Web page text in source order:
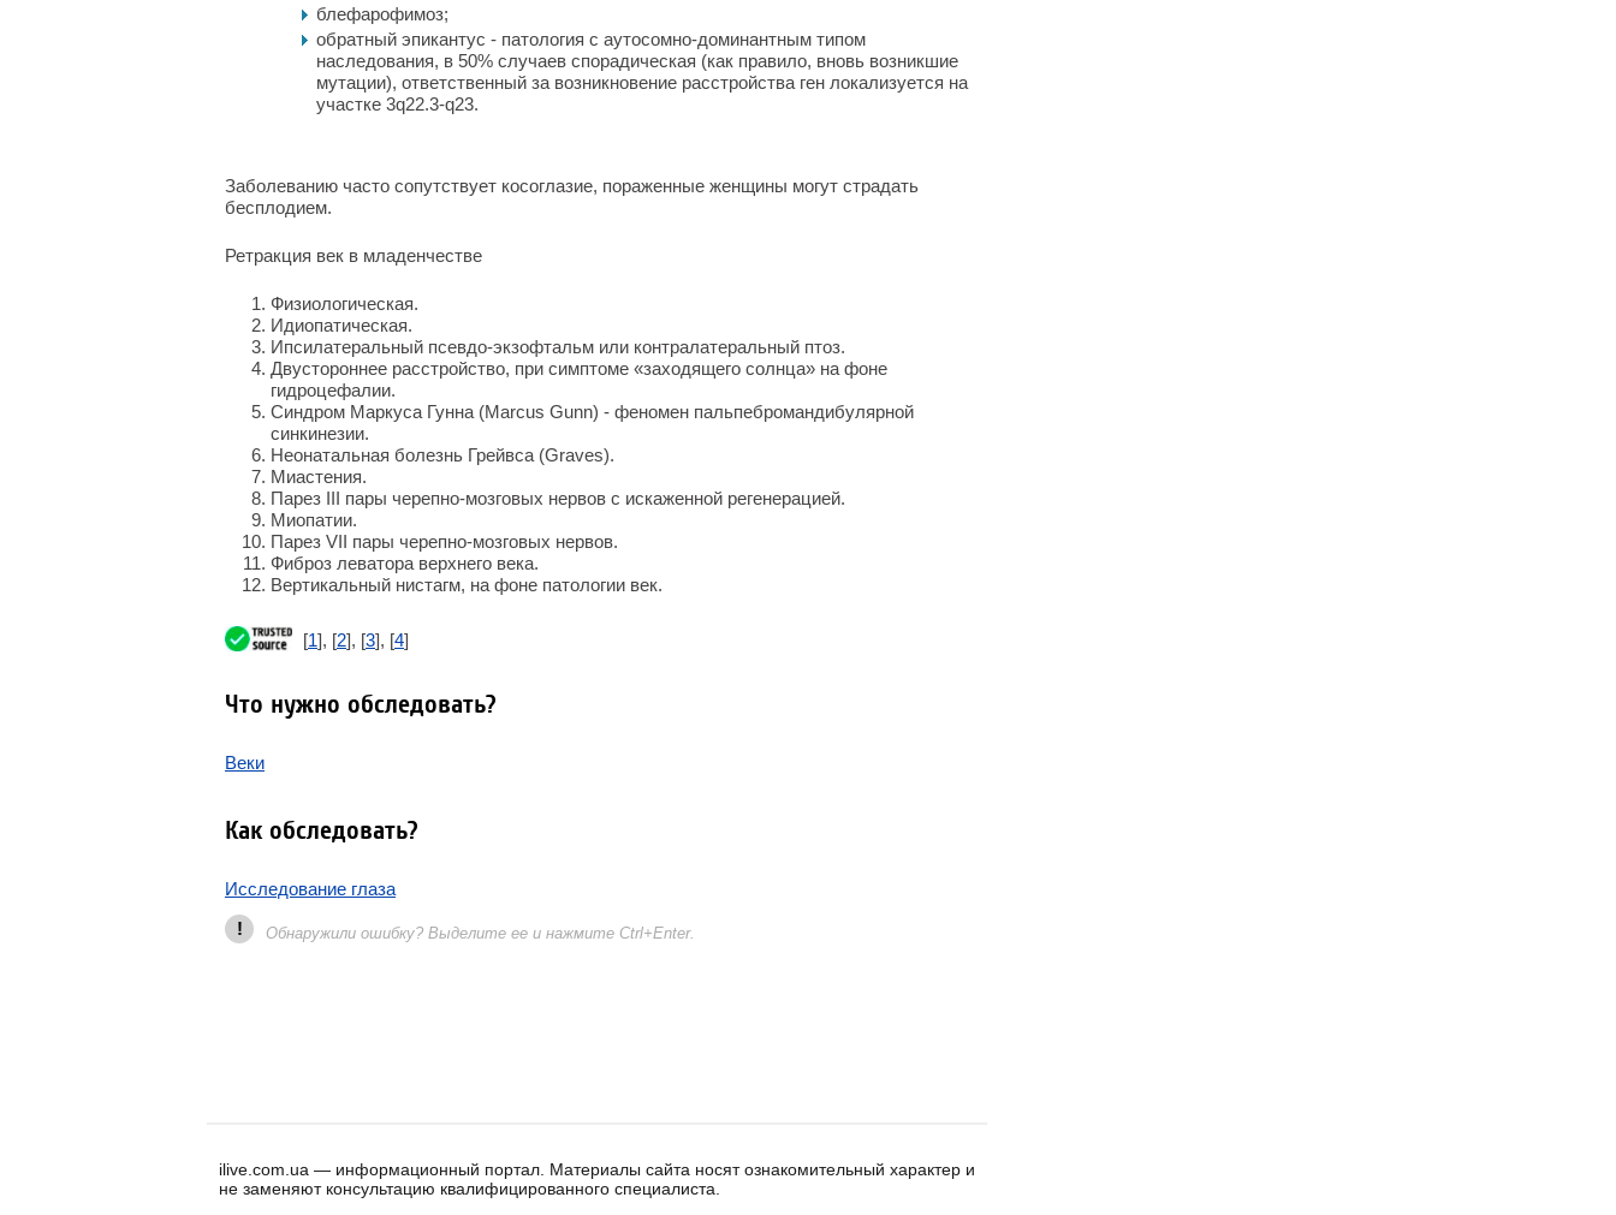
блефарофимоз;
обратный эпикантус - патология с аутосомно-доминантным типом
наследования, в 50% случаев спорадическая (как правило, вновь возникшие
мутации), ответственный за возникновение расстройства ген локализуется на
участке 3q22.3-q23.
Заболеванию часто сопутствует косоглазие, пораженные женщины могут страдать
бесплодием.
Ретракция век в младенчестве
Физиологическая.
Идиопатическая.
Ипсилатеральный псевдо-экзофтальм или контралатеральный птоз.
Двустороннее расстройство, при симптоме «заходящего солнца» на фоне
гидроцефалии.
Синдром Маркуса Гунна (Marcus Gunn) - феномен пальпебромандибулярной
синкинезии.
Неонатальная болезнь Грейвса (Graves).
Миастения.
Парез III пары черепно-мозговых нервов с искаженной регенерацией.
Миопатии.
Парез VII пары черепно-мозговых нервов.
Фиброз леватора верхнего века.
Вертикальный нистагм, на фоне патологии век.
[1], [2], [3], [4]
Что нужно обследовать?
Веки
Как обследовать?
Исследование глаза
!
Обнаружили ошибку? Выделите ее и нажмите Ctrl+Enter.
ilive.com.ua — информационный портал. Материалы сайта носят ознакомительный характер и
не заменяют консультацию квалифицированного специалиста.